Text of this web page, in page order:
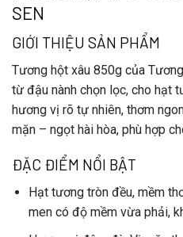
SEN
GIỚI THIỆU SẢN PHẨM
Tương hột xâu 850g của
từ đậu nành chọn lọc, cho hạt
hương vị rõ tự nhiên, thơm
mặn – ngọt hài hòa, phù hợp
ĐẶC ĐIỂM NỔI BẬT
Hạt tương tròn đều, mềm
men có độ mềm vừa phải,